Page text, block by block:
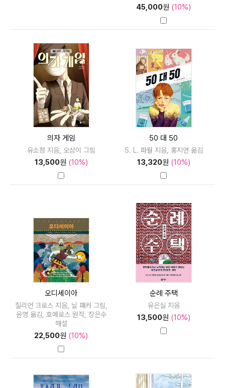
45,000원 (10%)
의자 게임
유소정 지음, 오삼이 그림
13,500원 (10%)
50 대 50
S. L. 파월 지음, 홍지연 옮김
13,320원 (10%)
오디세이아
질리언 크로스 지음, 닐 패커 그림,
윤영 옮김, 호메로스 원작, 장은수
해설
22,500원 (10%)
순례 주택
유은실 지음
13,500원 (10%)